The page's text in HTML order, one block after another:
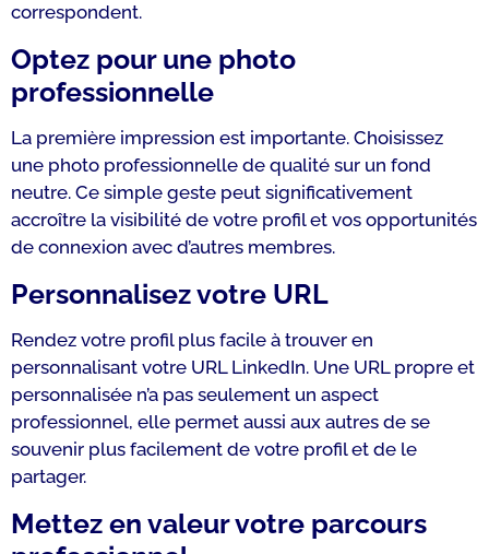
correspondent.
Optez pour une photo
professionnelle
La première impression est importante. Choisissez
une photo professionnelle de qualité sur un fond
neutre. Ce simple geste peut significativement
accroître la visibilité de votre profil et vos opportunités
de connexion avec d’autres membres.
Personnalisez votre URL
Rendez votre profil plus facile à trouver en
personnalisant votre URL LinkedIn. Une URL propre et
personnalisée n’a pas seulement un aspect
professionnel, elle permet aussi aux autres de se
souvenir plus facilement de votre profil et de le
partager.
Mettez en valeur votre parcours